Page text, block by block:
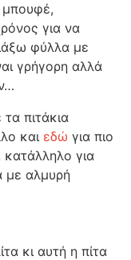
μπουφέ,
για να
φύλλα με
γρήγορη αλλά
πιτάκια
και εδώ για πιο
για
με αλμυρή
κι αυτή η πίτα